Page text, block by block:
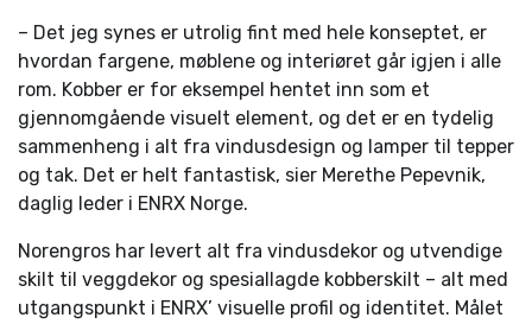
– Det jeg synes er utrolig fint med hele konseptet, er
hvordan fargene, møblene og interiøret går igjen i alle
rom. Kobber er for eksempel hentet inn som et
gjennomgående visuelt element, og det er en tydelig
sammenheng i alt fra vindusdesign og lamper til tepper
og tak. Det er helt fantastisk, sier Merethe Pepevnik,
daglig leder i ENRX Norge.
Norengros har levert alt fra vindusdekor og utvendige
skilt til veggdekor og spesiallagde kobberskilt – alt med
utgangspunkt i ENRX’ visuelle profil og identitet. Målet